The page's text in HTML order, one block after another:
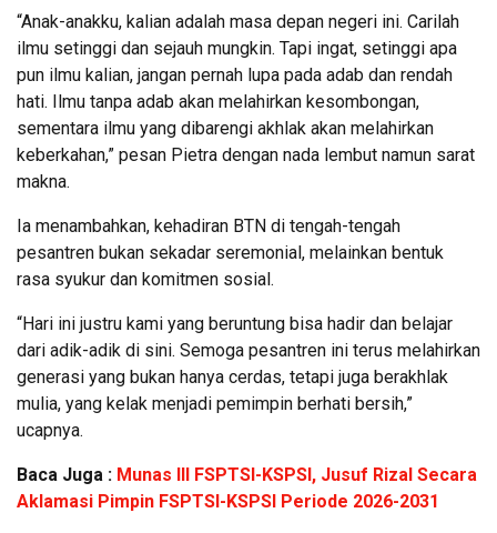
“Anak-anakku, kalian adalah masa depan negeri ini. Carilah
ilmu setinggi dan sejauh mungkin. Tapi ingat, setinggi apa
pun ilmu kalian, jangan pernah lupa pada adab dan rendah
hati. Ilmu tanpa adab akan melahirkan kesombongan,
sementara ilmu yang dibarengi akhlak akan melahirkan
keberkahan,” pesan Pietra dengan nada lembut namun sarat
makna.
Ia menambahkan, kehadiran BTN di tengah-tengah
pesantren bukan sekadar seremonial, melainkan bentuk
rasa syukur dan komitmen sosial.
“Hari ini justru kami yang beruntung bisa hadir dan belajar
dari adik-adik di sini. Semoga pesantren ini terus melahirkan
generasi yang bukan hanya cerdas, tetapi juga berakhlak
mulia, yang kelak menjadi pemimpin berhati bersih,”
ucapnya.
Baca Juga : Munas III FSPTSI-KSPSI, Jusuf Rizal Secara
Aklamasi Pimpin FSPTSI-KSPSI Periode 2026-2031